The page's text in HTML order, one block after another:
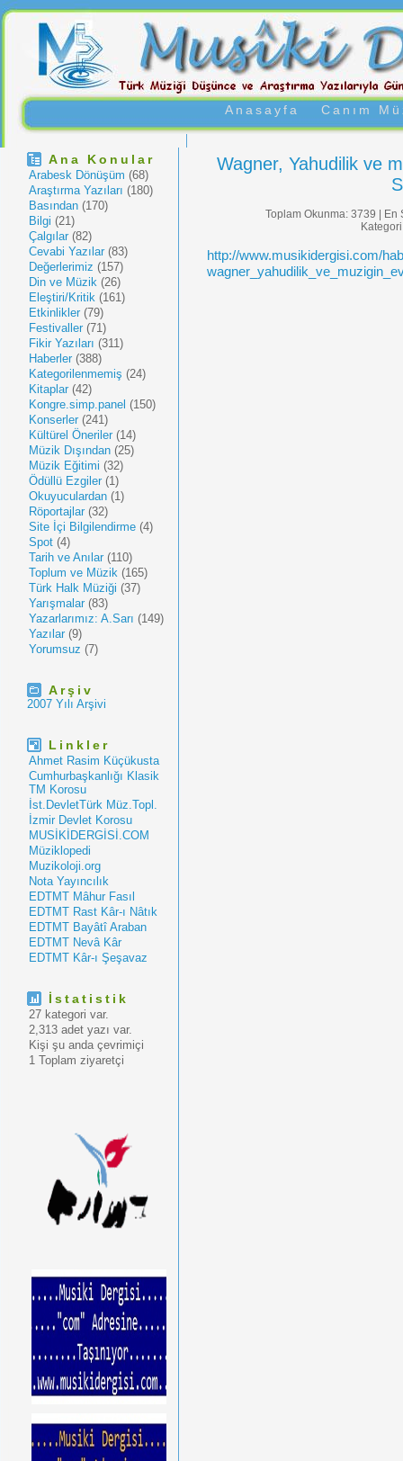
Anasayfa Canım
Ana Konular
Arabesk Dönüşüm (68)
Araştırma Yazıları (180)
Basından (170)
Bilgi (21)
Çalgılar (82)
Cevabi Yazılar (83)
Değerlerimiz (157)
Din ve Müzik (26)
Eleştiri/Kritik (161)
Etkinlikler (79)
Festivaller (71)
Fikir Yazıları (311)
Haberler (388)
Kategorilenmemiş (24)
Kitaplar (42)
Kongre.simp.panel (150)
Konserler (241)
Kültürel Öneriler (14)
Müzik Dışından (25)
Müzik Eğitimi (32)
Ödüllü Ezgiler (1)
Okuyuculardan (1)
Röportajlar (32)
Site İçi Bilgilendirme (4)
Spot (4)
Tarih ve Anılar (110)
Toplum ve Müzik (165)
Türk Halk Müziği (37)
Yarışmalar (83)
Yazarlarımız: A.Sarı (149)
Yazılar (9)
Yorumsuz (7)
Arşiv
2007 Yılı Arşivi
Linkler
Ahmet Rasim Küçükusta
Cumhurbaşkanlığı Klasik
TM Korosu
İst.DevletTürk Müz.Topl.
İzmir Devlet Korosu
MUSİKİDERGİSİ.COM
Müziklopedi
Muzikoloji.org
Nota Yayıncılık
EDTMT Mâhur Fasıl
EDTMT Rast Kâr-ı Nâtık
EDTMT Bayâtî Araban
EDTMT Nevâ Kâr
EDTMT Kâr-ı Şeşavaz
İstatistik
27 kategori var.
2,313 adet yazı var.
Kişi şu anda çevrimiçi
1 Toplam ziyaretçi
Wagner, Yahudilik ve
Toplam Okunma: 3739 |
http://www.musikidergisi.com/